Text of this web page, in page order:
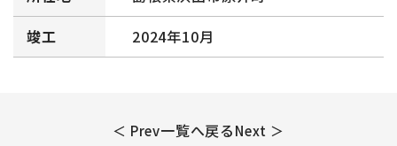
竣工
2024年10月
＜ Prev一覧へ戻るNext ＞